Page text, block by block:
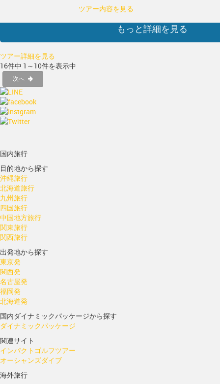
ツアー内容を見る
もっと詳細を見る
ツアー詳細を見る
16件中 1～10件を表示中
次へ
国内旅行
目的地から探す
沖縄旅行
北海道旅行
九州旅行
四国旅行
中国地方旅行
関東旅行
関西旅行
出発地から探す
東京発
関西発
名古屋発
福岡発
北海道発
国内ダイナミックパッケージから探す
ダイナミックパッケージ
関連サイト
インパクトゴルフツアー
オーシャンズダイブ
海外旅行